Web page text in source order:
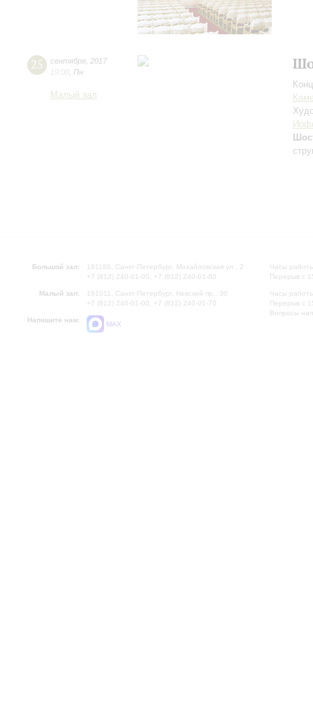
25 сентября 2017
19:00 Пн
Малый зал
Большой зал:
191186, Санкт-Петербург, Михайловская ул., 2
+7 (812) 240-01-00, +7 (812) 240-01-80
Малый зал:
191011, Санкт-Петербург, Невский пр., 30
+7 (812) 240-01-00, +7 (812) 240-01-70
Напишите нам:
MAX
Часы
Перерыв с
Часы
Перерыв с
Вопросы